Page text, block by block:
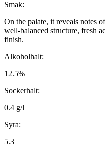
Smak:
On the palate, it reveals notes
well-balanced structure, fresh
finish.
Alkoholhalt:
12.5%
Sockerhalt:
0.4 g/l
Syra:
5.3